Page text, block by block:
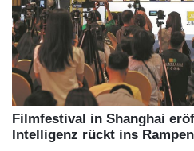
Filmfestival in Shanghai
Intelligenz rückt ins